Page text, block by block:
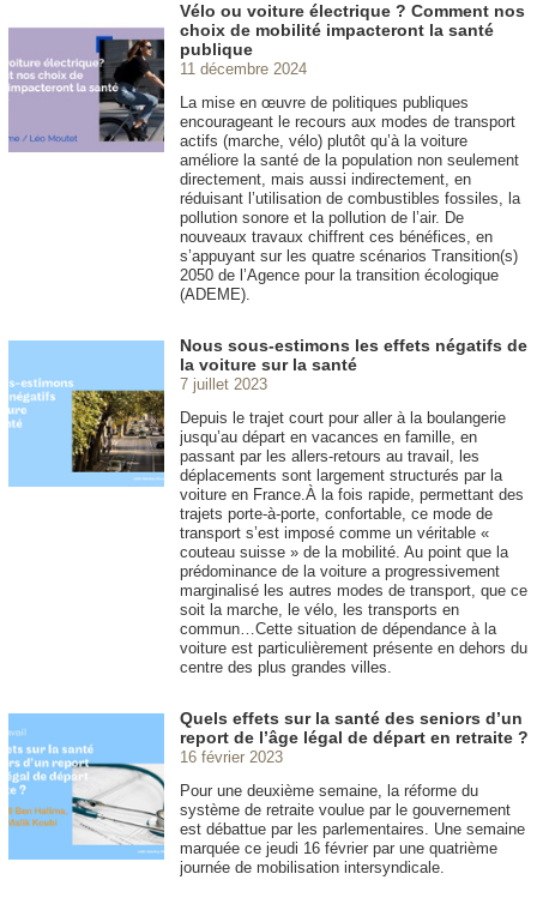
Vélo ou voiture électrique ? Comment nos
choix de mobilité impacteront la santé
publique
11 décembre 2024
La mise en œuvre de politiques publiques
encourageant le recours aux modes de transport
actifs (marche, vélo) plutôt qu’à la voiture
améliore la santé de la population non seulement
directement, mais aussi indirectement, en
réduisant l’utilisation de combustibles fossiles, la
pollution sonore et la pollution de l’air. De
nouveaux travaux chiffrent ces bénéfices, en
s’appuyant sur les quatre scénarios Transition(s)
2050 de l’Agence pour la transition écologique
(ADEME).
Nous sous-estimons les effets négatifs de
la voiture sur la santé
7 juillet 2023
Depuis le trajet court pour aller à la boulangerie
jusqu’au départ en vacances en famille, en
passant par les allers-retours au travail, les
déplacements sont largement structurés par la
voiture en France.À la fois rapide, permettant des
trajets porte-à-porte, confortable, ce mode de
transport s’est imposé comme un véritable «
couteau suisse » de la mobilité. Au point que la
prédominance de la voiture a progressivement
marginalisé les autres modes de transport, que ce
soit la marche, le vélo, les transports en
commun…Cette situation de dépendance à la
voiture est particulièrement présente en dehors du
centre des plus grandes villes.
Quels effets sur la santé des seniors d’un
report de l’âge légal de départ en retraite ?
16 février 2023
Pour une deuxième semaine, la réforme du
système de retraite voulue par le gouvernement
est débattue par les parlementaires. Une semaine
marquée ce jeudi 16 février par une quatrième
journée de mobilisation intersyndicale.